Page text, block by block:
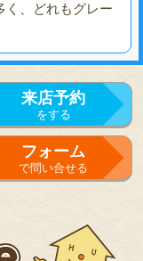
く、どれもグレー
来店予約
をする
フォーム
で問い合せる